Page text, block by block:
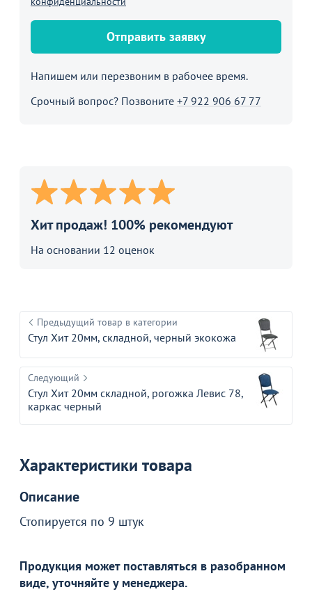
Отправить заявку
Напишем или перезвоним в рабочее время.
Срочный вопрос? Позвоните +7 922 906 67 77
Хит продаж! 100% рекомендуют
На основании 12 оценок
Предыдущий товар в категории
Стул Хит 20мм, складной, черный экокожа
Следующий
Стул Хит 20мм складной, рогожка Левис 78,
каркас черный
Характеристики товара
Описание
Стопируется по 9 штук
Продукция может поставляться в разобранном
виде, уточняйте у менеджера.